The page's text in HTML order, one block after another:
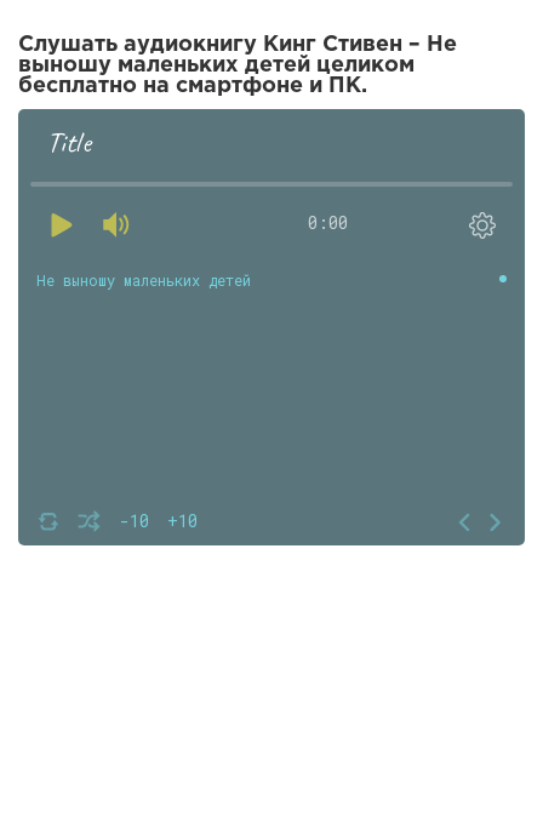
Слушать аудиокнигу Кинг Стивен – Не
выношу маленьких детей целиком
бесплатно на смартфоне и ПК.
Title
0:00
-10 +10
Не выношу маленьких детей